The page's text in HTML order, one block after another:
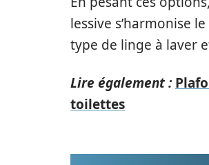
lessive s’harmonise
type de linge à laver
Lire également :
toilettes